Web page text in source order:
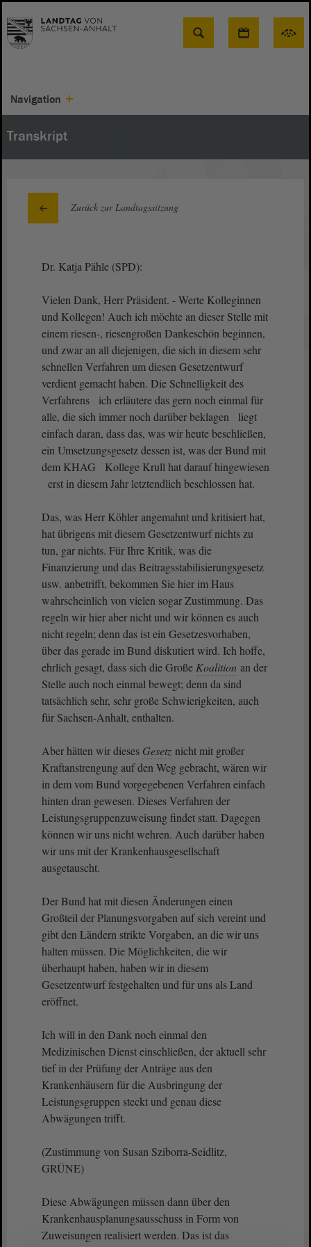
Suche
Navigation
Transkript
Zurück zur Landtagssitzung
Dr. Katja Pähle (SPD):
Vielen Dank, Herr Präsident. - Werte Kolleginnen
und Kollegen! Auch ich möchte an dieser Stelle mit
einem riesen-, riesengroßen Dankeschön beginnen,
und zwar an all diejenigen, die sich in diesem sehr
schnellen Verfahren um diesen Gesetzentwurf
verdient gemacht haben. Die Schnelligkeit des
Verfahrens ich erläutere das gern noch einmal für
alle, die sich immer noch darüber beklagen liegt
einfach daran, dass das, was wir heute beschließen,
ein Umsetzungsgesetz dessen ist, was der Bund mit
dem KHAG Kollege Krull hat darauf hingewiesen
erst in diesem Jahr letztendlich beschlossen hat.
Das, was Herr Köhler angemahnt und kritisiert hat,
hat übrigens mit diesem Gesetzentwurf nichts zu
tun, gar nichts. Für Ihre Kritik, was die
Finanzierung und das Beitragsstabilisierungsgesetz
usw. anbetrifft, bekommen Sie hier im Haus
wahrscheinlich von vielen sogar Zustimmung. Das
regeln wir hier aber nicht und wir können es auch
nicht regeln; denn das ist ein Gesetzesvorhaben,
über das gerade im Bund diskutiert wird. Ich hoffe,
ehrlich gesagt, dass sich die Große Koalition an der
Stelle auch noch einmal bewegt; denn da sind
tatsächlich sehr, sehr große Schwierigkeiten, auch
für Sachsen-Anhalt, enthalten.
Aber hätten wir dieses Gesetz nicht mit großer
Kraftanstrengung auf den Weg gebracht, wären wir
in dem vom Bund vorgegebenen Verfahren einfach
hinten dran gewesen. Dieses Verfahren der
Leistungsgruppenzuweisung findet statt. Dagegen
können wir uns nicht wehren. Auch darüber haben
wir uns mit der Krankenhausgesellschaft
ausgetauscht.
Der Bund hat mit diesen Änderungen einen
Großteil der Planungsvorgaben auf sich vereint und
gibt den Ländern strikte Vorgaben, an die wir uns
halten müssen. Die Möglichkeiten, die wir
überhaupt haben, haben wir in diesem
Gesetzentwurf festgehalten und für uns als Land
eröffnet.
Ich will in den Dank noch einmal den
Medizinischen Dienst einschließen, der aktuell sehr
tief in der Prüfung der Anträge aus den
Krankenhäusern für die Ausbringung der
Leistungsgruppen steckt und genau diese
Abwägungen trifft.
(Zustimmung von Susan Sziborra-Seidlitz,
GRÜNE)
Diese Abwägungen müssen dann über den
Krankenhausplanungsausschuss in Form von
Zuweisungen realisiert werden. Das ist das